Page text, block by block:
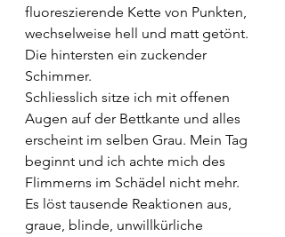
fluoreszierende Kette von Punkten,
wechselweise hell und matt getönt.
Die hintersten ein zuckender
Schimmer.
Schliesslich sitze ich mit offenen
Augen auf der Bettkante und alles
erscheint im selben Grau. Mein Tag
beginnt und ich achte mich des
Flimmerns im Schädel nicht mehr.
Es löst tausende Reaktionen aus,
graue, blinde, unwillkürliche